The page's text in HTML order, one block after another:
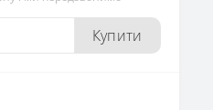
Купити